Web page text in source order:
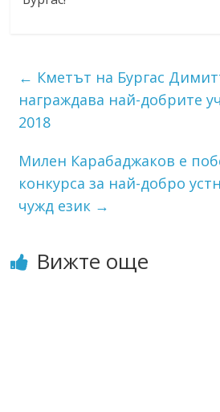
← Кметът на Бургас
награждава най-добрите
2018
Милен Карабаджаков е
конкурса за най-добро
чужд език →
Вижте още